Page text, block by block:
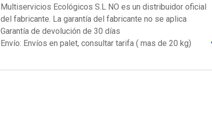
Multiservicios Ecológicos S.L NO es un distribuidor oficial
del fabricante. La garantía del fabricante no se aplica
Garantía de devolución de 30 días
Envío: Envíos en palet, consultar tarifa ( mas de 20 kg)